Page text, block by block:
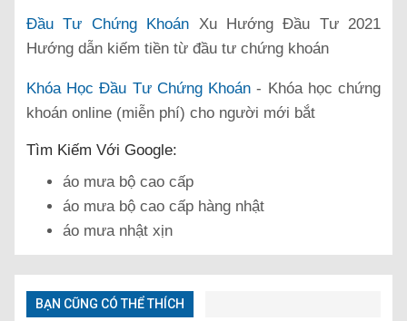
Đầu Tư Chứng Khoán Xu Hướng Đầu Tư 2021
Hướng dẫn kiếm tiền từ đầu tư chứng khoán
Khóa Học Đầu Tư Chứng Khoán - Khóa học chứng
khoán online (miễn phí) cho người mới bắt
Tìm Kiếm Với Google:
áo mưa bộ cao cấp
áo mưa bộ cao cấp hàng nhật
áo mưa nhật xịn
BẠN CŨNG CÓ THỂ THÍCH